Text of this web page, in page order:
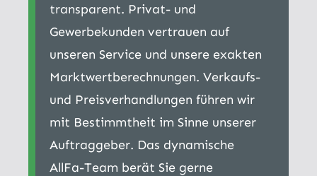
transparent. Privat- und
Gewerbekunden vertrauen auf
unseren Service und unsere exakten
Marktwertberechnungen. Verkaufs-
und Preisverhandlungen führen wir
mit Bestimmtheit im Sinne unserer
Auftraggeber. Das dynamische
AllFa-Team berät Sie gerne